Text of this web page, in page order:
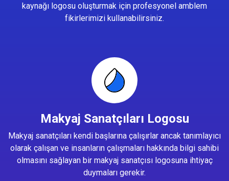
kaynağı logosu oluşturmak için profesyonel amblem
fikirlerimizi kullanabilirsiniz.
Makyaj Sanatçıları Logosu
Makyaj sanatçıları kendi başlarına çalışırlar ancak tanımlayıcı
olarak çalışan ve insanların çalışmaları hakkında bilgi sahibi
olmasını sağlayan bir makyaj sanatçısı logosuna ihtiyaç
duymaları gerekir.